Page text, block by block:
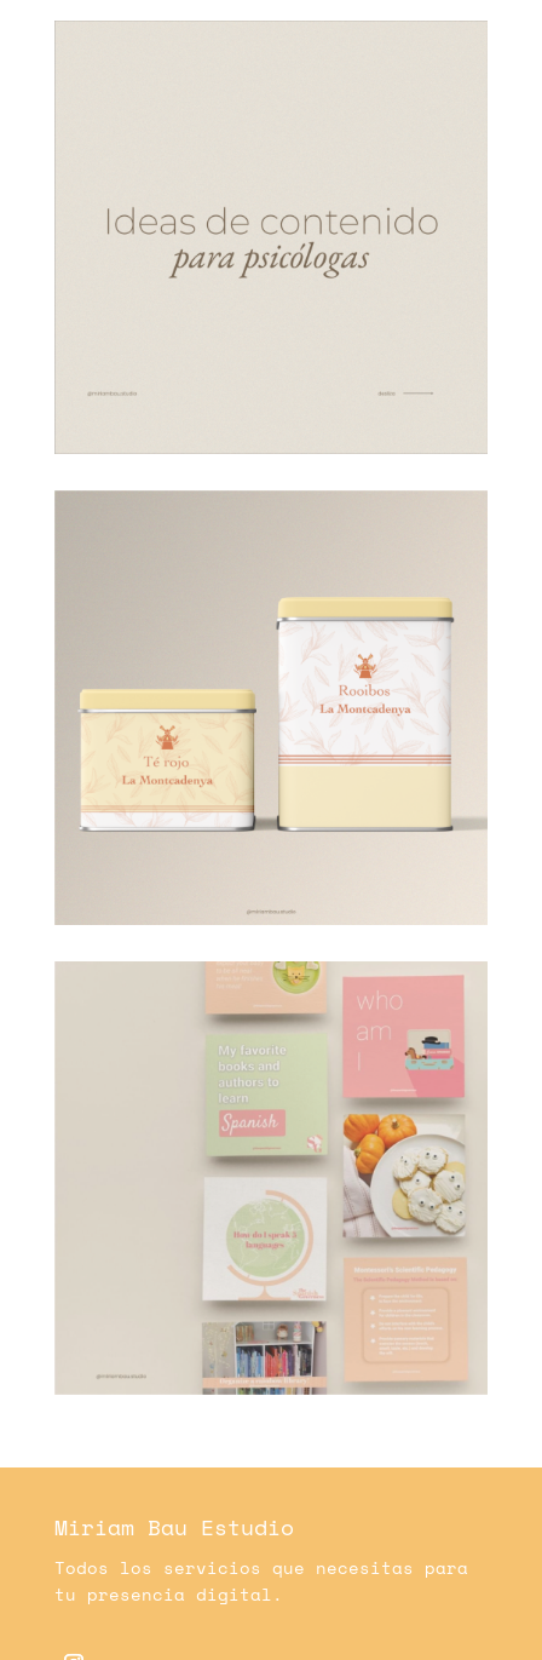
Miriam Bau Estudio
Todos los servicios que necesitas para
tu presencia digital.